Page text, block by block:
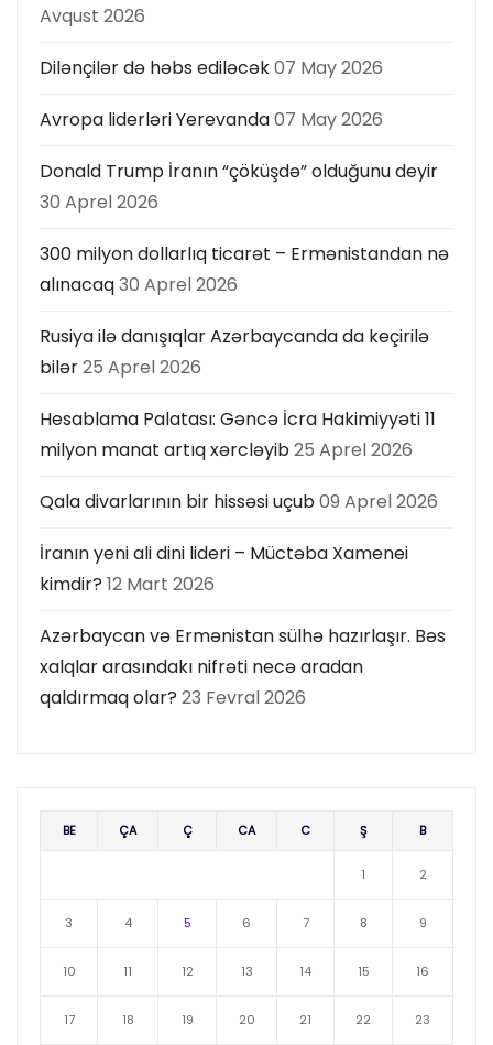
Avqust 2026
Dilənçilər də həbs ediləcək07 May 2026
Avropa liderləri Yerevanda07 May 2026
Donald Trump İranın “çöküşdə” olduğunu deyir
30 Aprel 2026
300 milyon dollarlıq ticarət – Ermənistandan nə
alınacaq30 Aprel 2026
Rusiya ilə danışıqlar Azərbaycanda da keçirilə
bilər25 Aprel 2026
Hesablama Palatası: Gəncə İcra Hakimiyyəti 11
milyon manat artıq xərcləyib25 Aprel 2026
Qala divarlarının bir hissəsi uçub09 Aprel 2026
İranın yeni ali dini lideri – Müctəba Xamenei
kimdir? 12 Mart 2026
Azərbaycan və Ermənistan sülhə hazırlaşır. Bəs
xalqlar arasındakı nifrəti necə aradan
qaldırmaq olar? 23 Fevral 2026
BE ÇA Ç CA C Ş B
1 2
3 4 5 6 7 8 9
10 11 12 13 14 15 16
17 18 19 20 21 22 23